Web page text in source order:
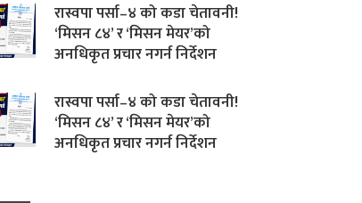
रास्वपा पर्सा–४ को कडा चेतावनी!
‘मिसन ८४’ र ‘मिसन मेयर’को
अनधिकृत प्रचार नगर्न निर्देशन
रास्वपा पर्सा–४ को कडा चेतावनी!
‘मिसन ८४’ र ‘मिसन मेयर’को
अनधिकृत प्रचार नगर्न निर्देशन